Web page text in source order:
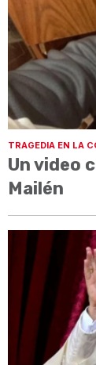
TRAGEDIA EN LA
Un video
Mailén